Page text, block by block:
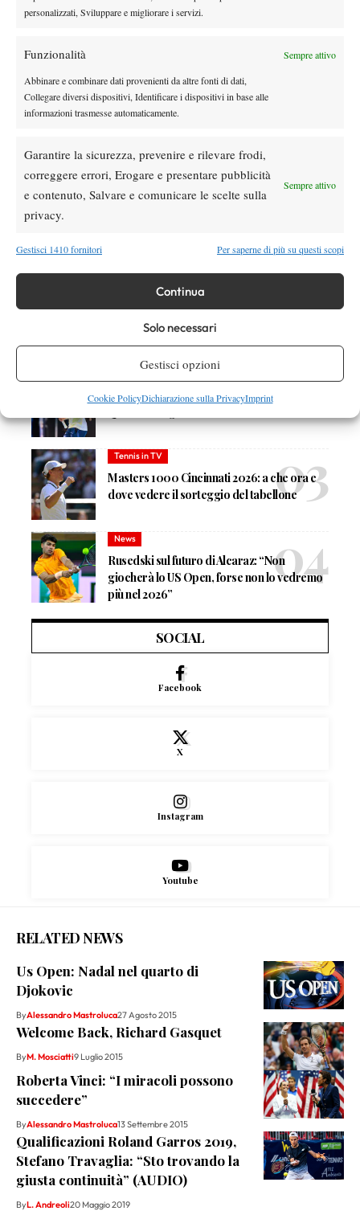
personalizzati, Sviluppare e migliorare i servizi.
Funzionalità Sempre attivo
Abbinare e combinare dati provenienti da altre fonti di dati,
Collegare diversi dispositivi, Identificare i dispositivi in base alle
informazioni trasmesse automaticamente.
Garantire la sicurezza, prevenire e rilevare frodi,
correggere errori, Erogare e presentare pubblicità
e contenuto, Salvare e comunicare le scelte sulla
privacy.
Sempre attivo
Gestisci 1410 fornitori Per saperne di più su questi scopi
Continua
Solo necessari
Gestisci opzioni
Cookie PolicyDichiarazione sulla PrivacyImprint
principale si disputeranno invece all’All England Lawn Tennis
decenni, Wimbledon ha regalato alcune delle sfide più
grandissima tradizione in questo torneo, anche lo Stivale rivolge
puntualmente una grande attenzione verso la competizione
vincerà lo spettacolo è praticamente assicurato.
News
Masters 1000 Montreal 2026:
Bolelli/Vavassori fuori al primo turno
Masters 1000 Cincinnati 2026: forfait di
Tennis in TV
Masters 1000 Cincinnati 2026: a che ora e
dove vedere il sorteggio del tabellone
News
Rusedski sul futuro di Alcaraz: “Non
giocherà lo US Open, forse non lo vedremo
più nel 2026”
SOCIAL
Facebook
X
Instagram
Youtube
RELATED NEWS
Us Open: Nadal nel quarto di
Djokovic
ByAlessandro Mastroluca27 Agosto 2015
Welcome Back, Richard Gasquet
ByM. Mosciatti9 Luglio 2015
Roberta Vinci: “I miracoli possono
succedere”
ByAlessandro Mastroluca13 Settembre 2015
Qualificazioni Roland Garros 2019,
Stefano Travaglia: “Sto trovando la
giusta continuità” (AUDIO)
ByL. Andreoli20 Maggio 2019